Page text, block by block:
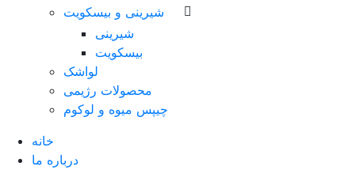
شیرینی و بیسکویت
شیرینی
بیسکویت
لواشک
محصولات رژیمی
چیپس میوه و لوکوم
خانه
درباره ما